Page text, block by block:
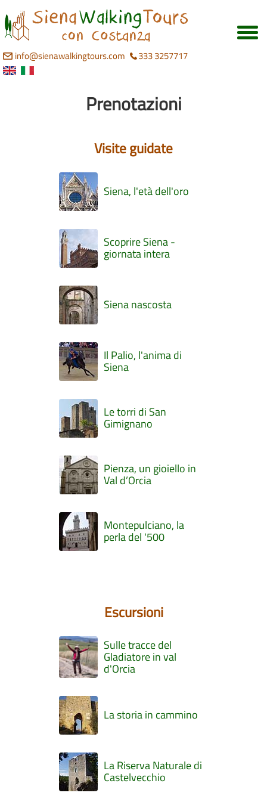
info@sienawalkingtours.com 333 3257717
Prenotazioni
Visite guidate
Siena, l'età dell'oro
Scoprire Siena -
giornata intera
Siena nascosta
Il Palio, l'anima di
Siena
Le torri di San
Gimignano
Pienza, un gioiello in
Val d’Orcia
Montepulciano, la
perla del '500
Escursioni
Sulle tracce del
Gladiatore in val
d'Orcia
La storia in cammino
La Riserva Naturale di
Castelvecchio